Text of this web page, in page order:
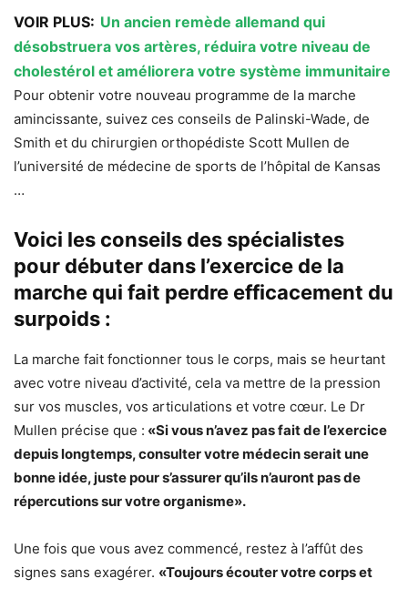
VOIR PLUS: Un ancien remède allemand qui
désobstruera vos artères, réduira votre niveau de
cholestérol et améliorera votre système immunitaire
Pour obtenir votre nouveau programme de la marche
amincissante, suivez ces conseils de Palinski-Wade, de
Smith et du chirurgien orthopédiste Scott Mullen de
l’université de médecine de sports de l’hôpital de Kansas
…
Voici les conseils des spécialistes
pour débuter dans l’exercice de la
marche qui fait perdre efficacement du
surpoids :
La marche fait fonctionner tous le corps, mais se heurtant
avec votre niveau d’activité, cela va mettre de la pression
sur vos muscles, vos articulations et votre cœur. Le Dr
Mullen précise que : «Si vous n’avez pas fait de l’exercice
depuis longtemps, consulter votre médecin serait une
bonne idée, juste pour s’assurer qu’ils n’auront pas de
répercutions sur votre organisme».
Une fois que vous avez commencé, restez à l’affût des
signes sans exagérer. «Toujours écouter votre corps et